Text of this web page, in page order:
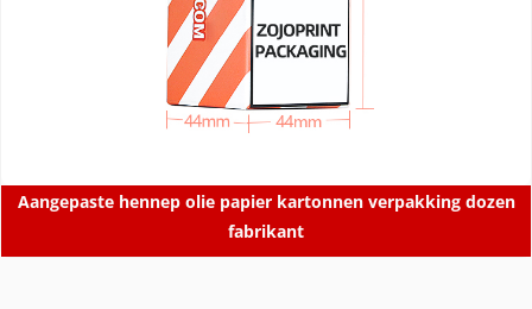
Aangepaste hennep olie papier kartonnen verpakking dozen
fabrikant